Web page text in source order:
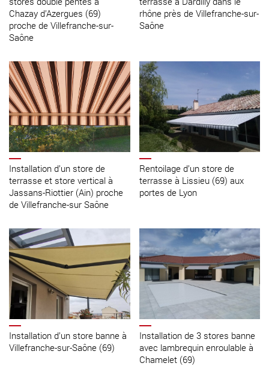
Chazay d’Azergues (69)
proche de Villefranche-sur-
Saône
rhône près de Villefranche-sur-
Saône
Installation d’un store de
terrasse et store vertical à
Jassans-Riottier (Ain) proche
de Villefranche-sur Saône
Rentoilage d’un store de
terrasse à Lissieu (69) aux
portes de Lyon
Installation d’un store banne à
Villefranche-sur-Saône (69)
Installation de 3 stores banne
avec lambrequin enroulable à
Chamelet (69)